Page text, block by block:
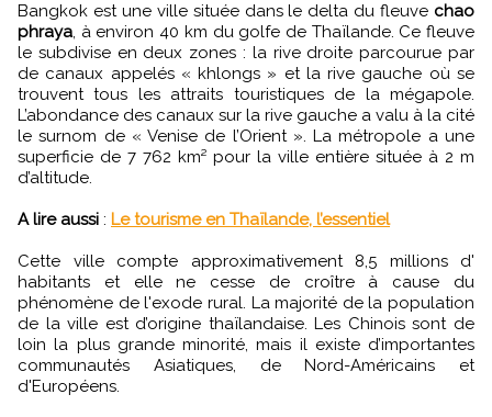
Bangkok est une ville située dans le delta du fleuve chao
phraya, à environ 40 km du golfe de Thaïlande. Ce fleuve
le subdivise en deux zones : la rive droite parcourue par
de canaux appelés « khlongs » et la rive gauche où se
trouvent tous les attraits touristiques de la mégapole.
L’abondance des canaux sur la rive gauche a valu à la cité
le surnom de « Venise de l’Orient ». La métropole a une
superficie de 7 762 km² pour la ville entière située à 2 m
d’altitude.
A lire aussi : Le tourisme en Thaïlande, l’essentiel
Cette ville compte approximativement 8,5 millions d'
habitants et elle ne cesse de croître à cause du
phénomène de l'exode rural. La majorité de la population
de la ville est d’origine thaïlandaise. Les Chinois sont de
loin la plus grande minorité, mais il existe d’importantes
communautés Asiatiques, de Nord-Américains et
d'Européens.